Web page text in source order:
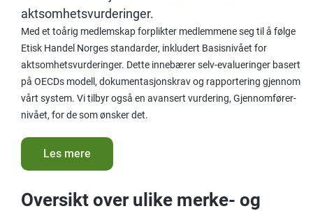
aktsomhetsvurderinger.
Med et toårig medlemskap forplikter medlemmene seg til å følge
Etisk Handel Norges standarder, inkludert Basisnivået for
aktsomhetsvurderinger. Dette innebærer selv-evalueringer basert
på OECDs modell, dokumentasjonskrav og rapportering gjennom
vårt system. Vi tilbyr også en avansert vurdering, Gjennomfører-
nivået, for de som ønsker det.
Les mere
Oversikt over ulike merke- og